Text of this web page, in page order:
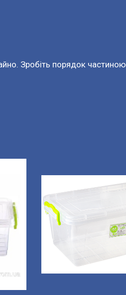
Зробіть порядок частиною